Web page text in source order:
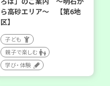
ら高砂エリア～ 【第6地
区】
子ども
親子で楽しむ
学び・体験